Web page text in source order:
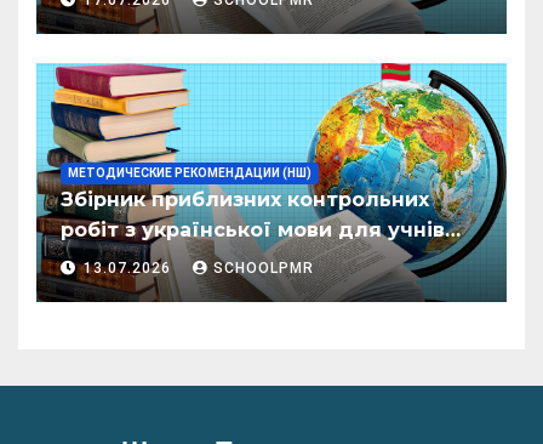
организациилор де ынвэцэмынт
МЕТОДИЧЕСКИЕ РЕКОМЕНДАЦИИ (НШ)
Збірник приблизних контрольних
робіт з української мови для учнів
початкових класів організацій
загальної освіти
13.07.2026 SCHOOLPMR